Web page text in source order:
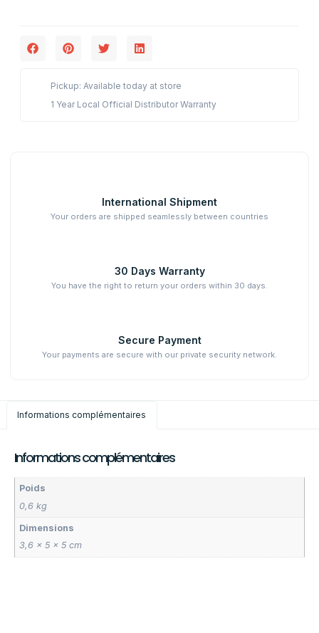
Pickup: Available today at store
1 Year Local Official Distributor Warranty
International Shipment
Your orders are shipped seamlessly between countries
30 Days Warranty
You have the right to return your orders within 30 days.
Secure Payment
Your payments are secure with our private security network.
Informations complémentaires
Informations complémentaires
Poids
0,6 kg
Dimensions
3,6 × 5 × 5 cm